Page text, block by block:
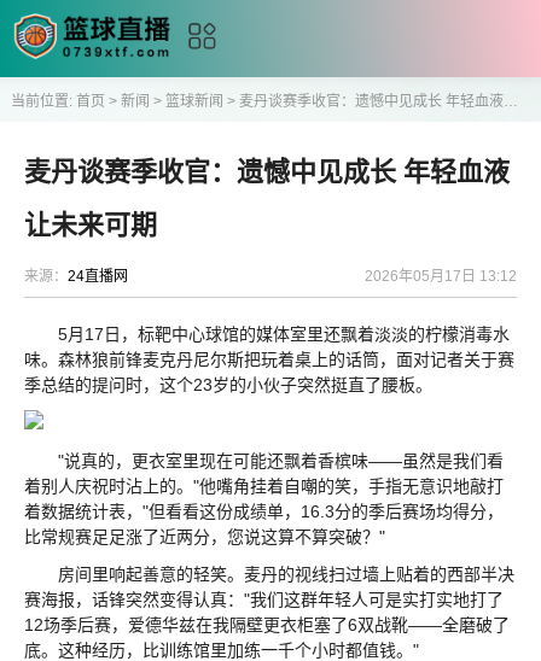
当前位置: 首页 > 新闻 > 篮球新闻 > 麦丹谈赛季收官：遗憾中见成长 年轻血液让未来可期
麦丹谈赛季收官：遗憾中见成长 年轻血液
让未来可期
来源： 24直播网 2026年05月17日 13:12
5月17日，标靶中心球馆的媒体室里还飘着淡淡的柠檬消毒水
味。森林狼前锋麦克丹尼尔斯把玩着桌上的话筒，面对记者关于赛
季总结的提问时，这个23岁的小伙子突然挺直了腰板。
"说真的，更衣室里现在可能还飘着香槟味——虽然是我们看
着别人庆祝时沾上的。"他嘴角挂着自嘲的笑，手指无意识地敲打
着数据统计表，"但看看这份成绩单，16.3分的季后赛场均得分，
比常规赛足足涨了近两分，您说这算不算突破？"
房间里响起善意的轻笑。麦丹的视线扫过墙上贴着的西部半决
赛海报，话锋突然变得认真："我们这群年轻人可是实打实地打了
12场季后赛，爱德华兹在我隔壁更衣柜塞了6双战靴——全磨破了
底。这种经历，比训练馆里加练一千个小时都值钱。"